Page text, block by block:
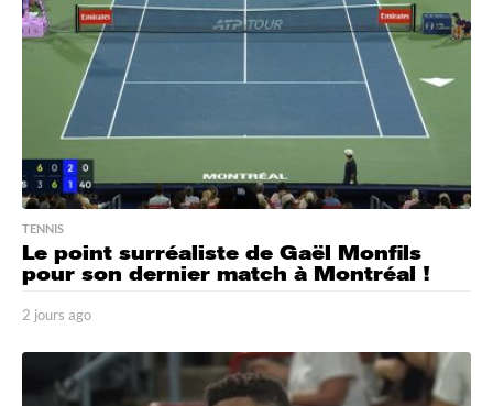
TENNIS
Le point surréaliste de Gaël Monfils
pour son dernier match à Montréal !
2 jours ago
o
u